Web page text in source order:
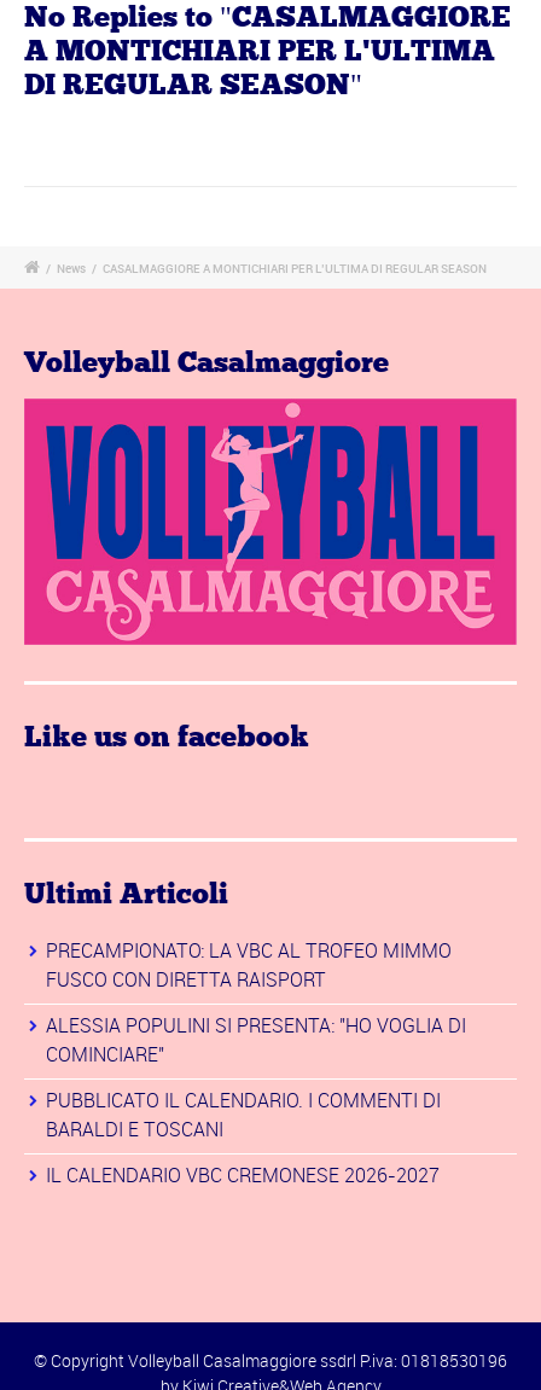
No Replies to "CASALMAGGIORE
A MONTICHIARI PER L'ULTIMA
DI REGULAR SEASON"
/ News / CASALMAGGIORE A MONTICHIARI PER L’ULTIMA DI REGULAR SEASON
Volleyball Casalmaggiore
Like us on facebook
Ultimi Articoli
PRECAMPIONATO: LA VBC AL TROFEO MIMMO
FUSCO CON DIRETTA RAISPORT
ALESSIA POPULINI SI PRESENTA: "HO VOGLIA DI
COMINCIARE"
PUBBLICATO IL CALENDARIO. I COMMENTI DI
BARALDI E TOSCANI
IL CALENDARIO VBC CREMONESE 2026-2027
© Copyright Volleyball Casalmaggiore ssdrl P.iva: 01818530196